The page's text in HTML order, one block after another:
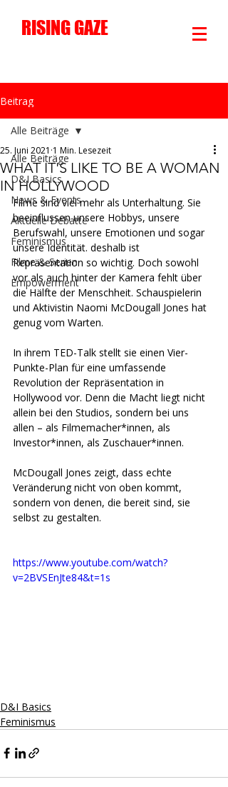
RISING GAZE
Beitrag
Alle Beiträge
D&I Basics
News & Events
Aktuelle Debatte
Feminismus
Filme & Serien
Empowerment
Alle Beiträge
WHAT IT'S LIKE TO BE A WOMAN
IN HOLLYWOOD
25. Juni 2021 1 Min. Lesezeit
Filme sind viel mehr als Unterhaltung. Sie
beeinflussen unsere Hobbys, unsere
Berufswahl, unsere Emotionen und sogar
unsere Identität. deshalb ist
Repräsentation so wichtig. Doch sowohl
vor als auch hinter der Kamera fehlt über
die Hälfte der Menschheit. Schauspielerin
und Aktivistin Naomi McDougall Jones hat
genug vom Warten.
In ihrem TED-Talk stellt sie einen Vier-
Punkte-Plan für eine umfassende
Revolution der Repräsentation in
Hollywood vor. Denn die Macht liegt nicht
allein bei den Studios, sondern bei uns
allen – als Filmemacher*innen, als
Investor*innen, als Zuschauer*innen.
McDougall Jones zeigt, dass echte
Veränderung nicht von oben kommt,
sondern von denen, die bereit sind, sie
selbst zu gestalten.
https://www.youtube.com/watch?
v=2BVSEnJte84&t=1s
D&I Basics
Feminismus